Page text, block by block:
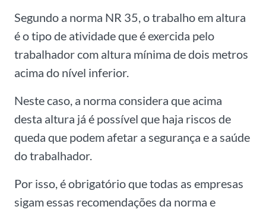
Segundo a norma NR 35, o trabalho em altura
é o tipo de atividade que é exercida pelo
trabalhador com altura mínima de dois metros
acima do nível inferior.
Neste caso, a norma considera que acima
desta altura já é possível que haja riscos de
queda que podem afetar a segurança e a saúde
do trabalhador.
Por isso, é obrigatório que todas as empresas
sigam essas recomendações da norma e